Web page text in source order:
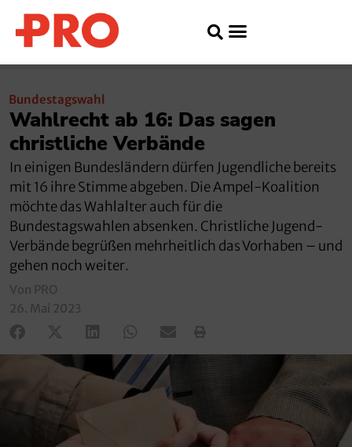
Bundestagswahl
Wahlrecht ab 16: Das sagen
christliche Verbände
In einigen Bundesländern dürfen Jugendliche bereits
mit 16 ihre Stimme abgeben. Die Ampel-Koalition
möchte das Wahlalter auch für die
Bundestagswahlen absenken. Christliche Jugend-
Verbände begrüßen mehrheitlich das Vorhaben – und
gehen noch weiter.
Von PRO
26. Mai 2023